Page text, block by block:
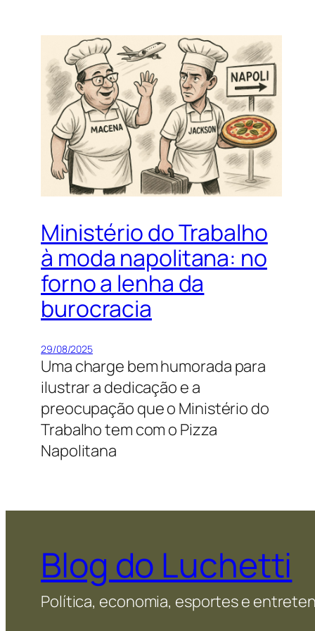
Ministério do Trabalho
à moda napolitana: no
forno a lenha da
burocracia
29/08/2025
Uma charge bem humorada para
ilustrar a dedicação e a
preocupação que o Ministério do
Trabalho tem com o Pizza
Napolitana
Blog do Luchetti
Política, economia, esportes e